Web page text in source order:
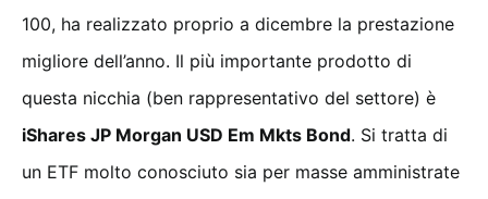
100, ha realizzato proprio a dicembre la prestazione
migliore dell’anno. Il più importante prodotto di
questa nicchia (ben rappresentativo del settore) è
iShares JP Morgan USD Em Mkts Bond. Si tratta di
un ETF molto conosciuto sia per masse amministrate